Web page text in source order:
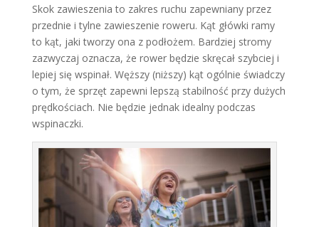
Skok zawieszenia to zakres ruchu zapewniany przez
przednie i tylne zawieszenie roweru. Kąt główki ramy
to kąt, jaki tworzy ona z podłożem. Bardziej stromy
zazwyczaj oznacza, że rower będzie skręcał szybciej i
lepiej się wspinał. Węższy (niższy) kąt ogólnie świadczy
o tym, że sprzęt zapewni lepszą stabilność przy dużych
prędkościach. Nie będzie jednak idealny podczas
wspinaczki.